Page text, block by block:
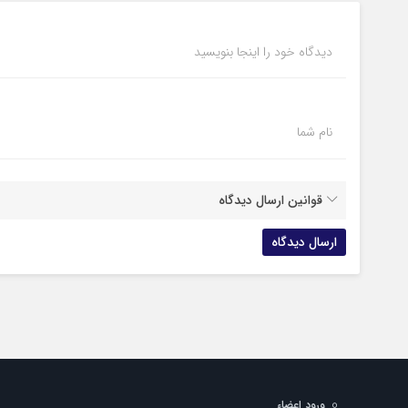
دیدگاه خود را اینجا بنویسید
نام شما
قوانین ارسال دیدگاه